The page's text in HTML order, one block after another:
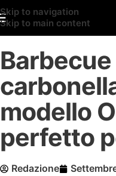
Skip to navigation
Skip to main content
Barbecue
modello
perfetto
Redazione